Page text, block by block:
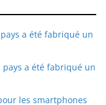
a été fabriqué un
a été fabriqué un
les smartphones